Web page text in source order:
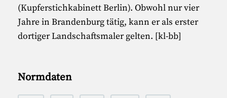
(Kupferstichkabinett Berlin). Obwohl nur vier
Jahre in Brandenburg tätig, kann er als erster
dortiger Landschaftsmaler gelten. [kl-bb]
Normdaten